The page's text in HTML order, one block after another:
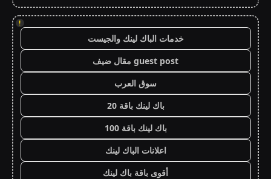
!
خدمات الباك لينك والجيست
guest post مقال ضيف
سوق العرب
باك لينك باقة 20
باك لينك باقة 100
اعلانات الباك لينك
أقوى باقة باك لينك